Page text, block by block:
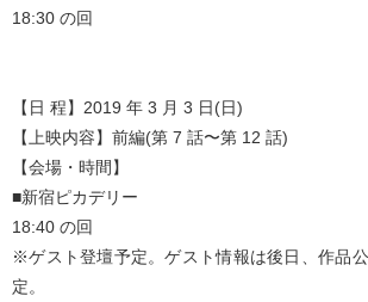
18:30 の回
【日 程】2019 年 3 月 3 日(日)
【上映内容】前編(第 7 話〜第 12 話)
【会場・時間】
■新宿ピカデリー
18:40 の回
※ゲスト登壇予定。ゲスト情報は後日、作品
定。